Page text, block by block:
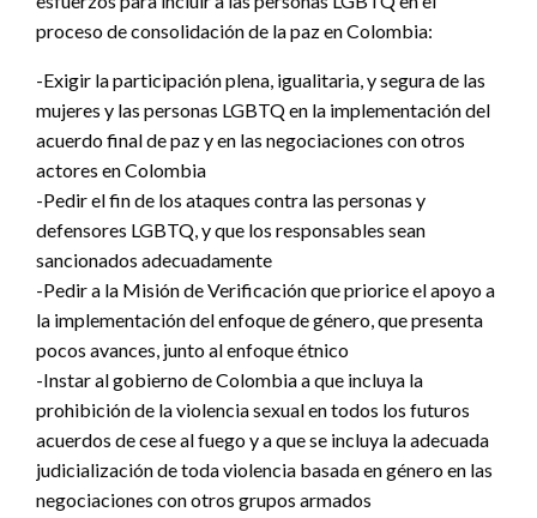
proceso de consolidación de la paz en Colombia:
-Exigir la participación plena, igualitaria, y segura de las
mujeres y las personas LGBTQ en la implementación del
acuerdo final de paz y en las negociaciones con otros
actores en Colombia
-Pedir el fin de los ataques contra las personas y
defensores LGBTQ, y que los responsables sean
sancionados adecuadamente
-Pedir a la Misión de Verificación que priorice el apoyo a
la implementación del enfoque de género, que presenta
pocos avances, junto al enfoque étnico
-Instar al gobierno de Colombia a que incluya la
prohibición de la violencia sexual en todos los futuros
acuerdos de cese al fuego y a que se incluya la adecuada
judicialización de toda violencia basada en género en las
negociaciones con otros grupos armados